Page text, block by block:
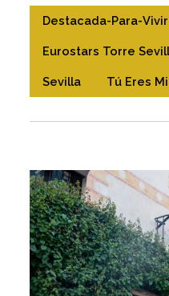
Destacada-Para-Vivir
Eurostars Torre
Sevilla Tú Eres